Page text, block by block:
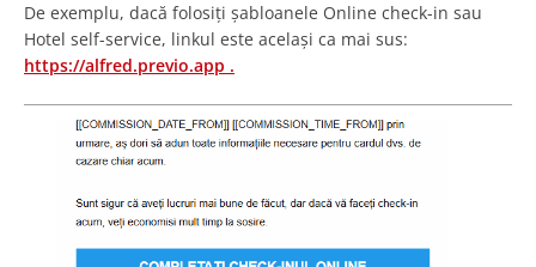
De exemplu, dacă folosiți șabloanele Online check-in sau
Hotel self-service, linkul este același ca mai sus:
https://alfred.previo.app .